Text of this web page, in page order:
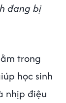
đang bị
trong
học sinh
nhịp điệu